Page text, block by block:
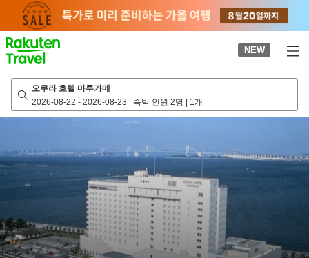
page
NEW
오쿠라 호텔 마루가메
2026-08-22 - 2026-08-23 | 숙박 인원 2명 | 1개